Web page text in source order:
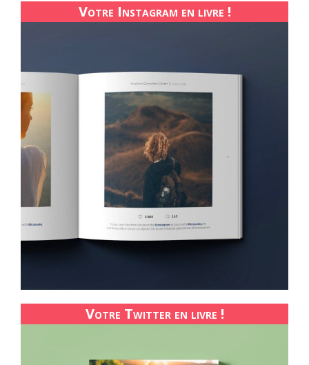
Votre Instagram en livre !
Votre Twitter en livre !